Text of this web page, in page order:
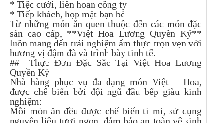
* Tiệc cưới, liên hoan công ty
* Tiếp khách, họp mặt bạn bè
Từ những món ăn quen thuộc đến các món đặc
sản cao cấp, **Việt Hoa Lương Quyền Ký**
luôn mang đến trải nghiệm ẩm thực trọn vẹn với
hương vị đậm đà và trình bày tinh tế.
## Thực Đơn Đặc Sắc Tại Việt Hoa Lương
Quyền Ký
Nhà hàng phục vụ đa dạng món Việt – Hoa,
được chế biến bởi đội ngũ đầu bếp giàu kinh
nghiệm:
Mỗi món ăn đều được chế biến tỉ mỉ, sử dụng
nguyên liệu tươi ngon, đảm bảo an toàn vệ sinh